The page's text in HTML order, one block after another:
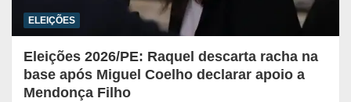
ELEIÇÕES
Eleições 2026/PE: Raquel descarta racha na
base após Miguel Coelho declarar apoio a
Mendonça Filho